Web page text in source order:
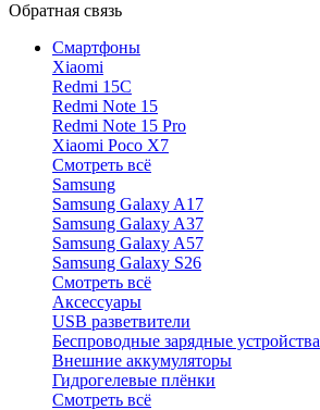
Обратная связь
Смартфоны
Xiaomi
Redmi 15C
Redmi Note 15
Redmi Note 15 Pro
Xiaomi Poco X7
Смотреть всё
Samsung
Samsung Galaxy A17
Samsung Galaxy A37
Samsung Galaxy A57
Samsung Galaxy S26
Смотреть всё
Аксессуары
USB разветвители
Беспроводные зарядные устройства
Внешние аккумуляторы
Гидрогелевые плёнки
Смотреть всё